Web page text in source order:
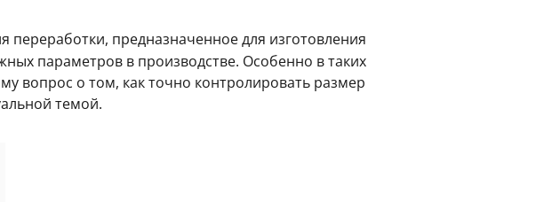
переработки, предназначенное для изготовления
параметров в производстве. Особенно в таких
вопрос о том, как точно контролировать размер
темой.